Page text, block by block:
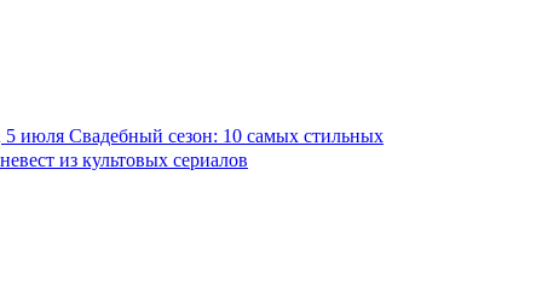
5 июля Свадебный сезон: 10 самых стильных
невест из культовых сериалов